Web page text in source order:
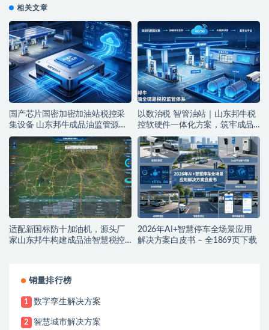
相关文章
国产芯片国密加密加油站税控采
集设备 山东邦牛成品油监管源头
厂家
以数治税 智管油站｜山东邦牛税
控软硬件一体化方案，筑牢成品
油全链条监管防线
适配新国标防十加油机，源头厂
家山东邦牛构建成品油智慧税控
2026年AI+智慧停车全场景应用
解决方案白皮书 – 全1869页下载
销量排行榜
1 数字孪生解决方案
2 智慧城市解决方案